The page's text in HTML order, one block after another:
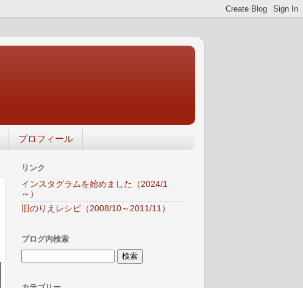
プロフィール
リンク
インスタグラムを始めました（2024/1
～）
旧のりえレシピ（2008/10～2011/11）
ブログ内検索